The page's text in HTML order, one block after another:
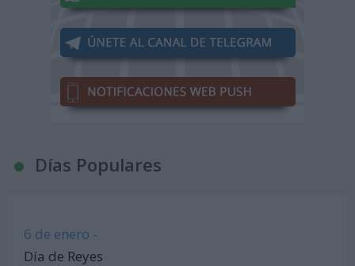
Días Populares
6 de enero -
Día de Reyes